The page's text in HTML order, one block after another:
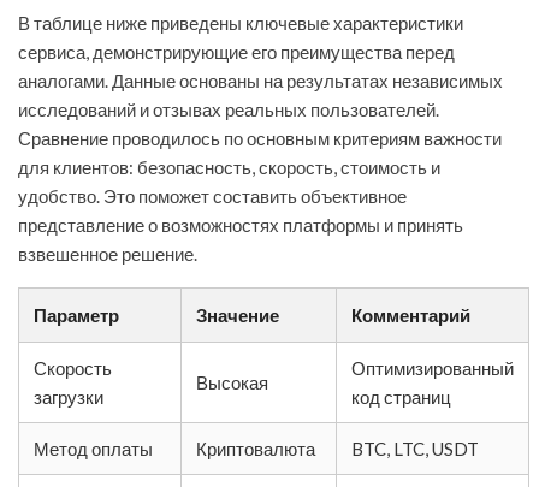
В таблице ниже приведены ключевые характеристики
сервиса, демонстрирующие его преимущества перед
аналогами. Данные основаны на результатах независимых
исследований и отзывах реальных пользователей.
Сравнение проводилось по основным критериям важности
для клиентов: безопасность, скорость, стоимость и
удобство. Это поможет составить объективное
представление о возможностях платформы и принять
взвешенное решение.
Параметр Значение Комментарий
Скорость
загрузки
Высокая
Оптимизированный
код страниц
Метод оплаты Криптовалюта BTC, LTC, USDT